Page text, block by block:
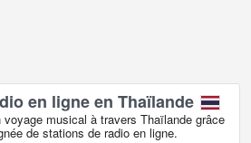
en ligne en Thaïlande
voyage musical à travers Thaïlande grâce
de stations de radio en ligne.